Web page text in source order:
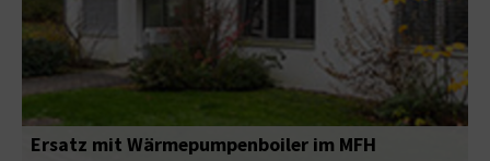
Ersatz mit Wärmepumpenboiler im MFH